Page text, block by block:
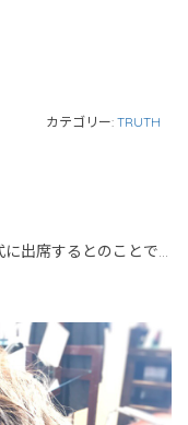
カテゴリー: TRUTH
出席するとのことで…